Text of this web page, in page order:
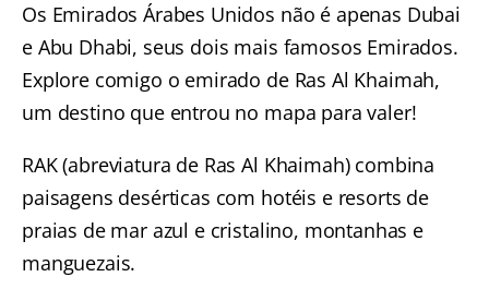
Os Emirados Árabes Unidos não é apenas Dubai
e Abu Dhabi, seus dois mais famosos Emirados.
Explore comigo o emirado de Ras Al Khaimah,
um destino que entrou no mapa para valer!
RAK (abreviatura de Ras Al Khaimah) combina
paisagens desérticas com hotéis e resorts de
praias de mar azul e cristalino, montanhas e
manguezais.